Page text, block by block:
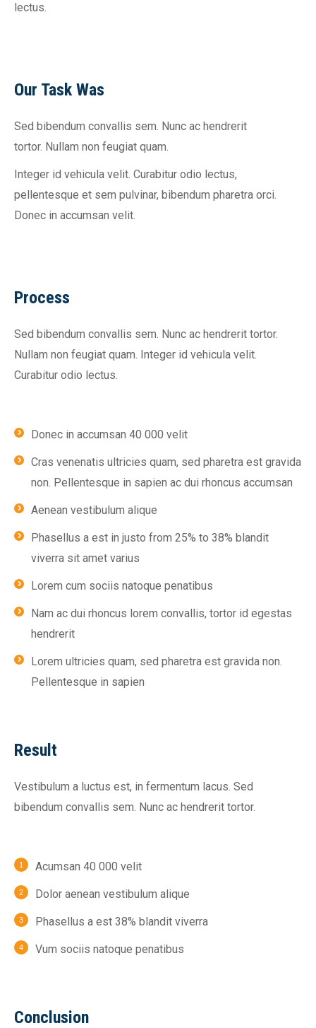
lectus.
Our Task Was
Sed bibendum convallis sem. Nunc ac hendrerit
tortor. Nullam non feugiat quam.
Integer id vehicula velit. Curabitur odio lectus,
pellentesque et sem pulvinar, bibendum pharetra orci.
Donec in accumsan velit.
Process
Sed bibendum convallis sem. Nunc ac hendrerit tortor.
Nullam non feugiat quam. Integer id vehicula velit.
Curabitur odio lectus.
Donec in accumsan 40 000 velit
Cras venenatis ultricies quam, sed pharetra est gravida
non. Pellentesque in sapien ac dui rhoncus accumsan
Aenean vestibulum alique
Phasellus a est in justo from 25% to 38% blandit
viverra sit amet varius
Lorem cum sociis natoque penatibus
Nam ac dui rhoncus lorem convallis, tortor id egestas
hendrerit
Lorem ultricies quam, sed pharetra est gravida non.
Pellentesque in sapien
Result
Vestibulum a luctus est, in fermentum lacus. Sed
bibendum convallis sem. Nunc ac hendrerit tortor.
Acumsan 40 000 velit
Dolor aenean vestibulum alique
Phasellus a est 38% blandit viverra
Vum sociis natoque penatibus
Conclusion